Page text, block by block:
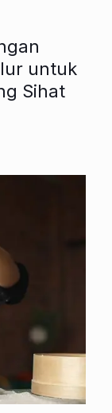
untuk
Sihat